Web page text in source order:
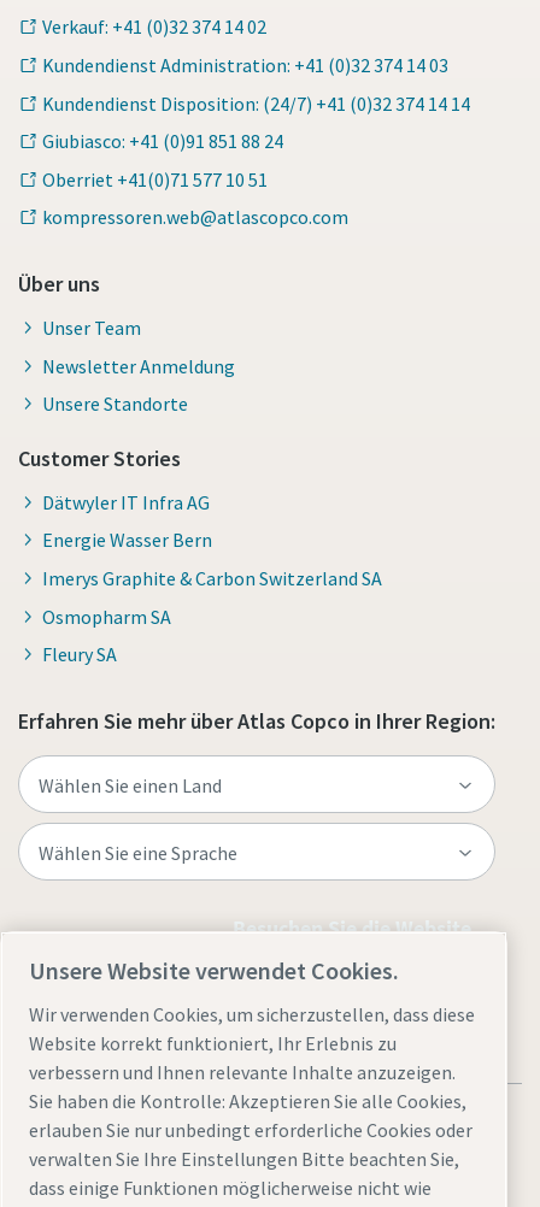
Verkauf: +41 (0)32 374 14 02
Kundendienst Administration: +41 (0)32 374 14 03
Kundendienst Disposition: (24/7) +41 (0)32 374 14 14
Giubiasco: +41 (0)91 851 88 24
Oberriet +41(0)71 577 10 51
kompressoren.web@atlascopco.com
Über uns
Unser Team
Newsletter Anmeldung
Unsere Standorte
Customer Stories
Dätwyler IT Infra AG
Energie Wasser Bern
Imerys Graphite & Carbon Switzerland SA
Osmopharm SA
Fleury SA
Erfahren Sie mehr über Atlas Copco in Ihrer Region:
Besuchen Sie die Website
Unsere Website verwendet Cookies.
Wir verwenden Cookies, um sicherzustellen, dass diese
Website korrekt funktioniert, Ihr Erlebnis zu
verbessern und Ihnen relevante Inhalte anzuzeigen.
Sie haben die Kontrolle: Akzeptieren Sie alle Cookies,
erlauben Sie nur unbedingt erforderliche Cookies oder
verwalten Sie Ihre Einstellungen Bitte beachten Sie,
dass einige Funktionen möglicherweise nicht wie